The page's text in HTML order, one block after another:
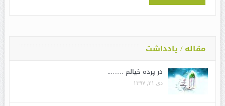
مقاله / یادداشت
در پرده خیالم ……..
دی ۲۱, ۱۳۹۷